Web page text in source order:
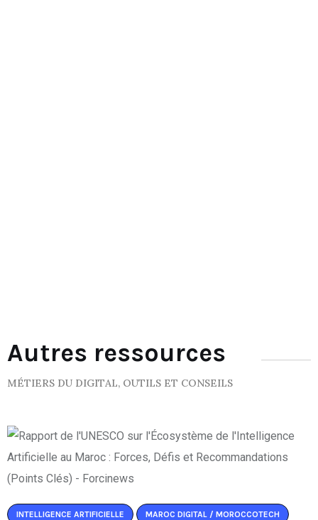
Autres ressources
MÉTIERS DU DIGITAL, OUTILS ET CONSEILS
INTELLIGENCE ARTIFICIELLE MAROC DIGITAL / MOROCCOTECH